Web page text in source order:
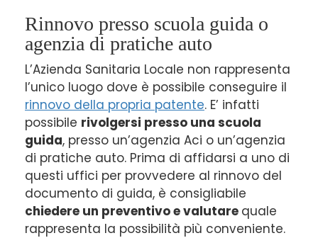
Rinnovo presso scuola guida o
agenzia di pratiche auto
L’Azienda Sanitaria Locale non rappresenta
l’unico luogo dove è possibile conseguire il
rinnovo della propria patente. E’ infatti
possibile rivolgersi presso una scuola
guida, presso un’agenzia Aci o un’agenzia
di pratiche auto. Prima di affidarsi a uno di
questi uffici per provvedere al rinnovo del
documento di guida, è consigliabile
chiedere un preventivo e valutare quale
rappresenta la possibilità più conveniente.